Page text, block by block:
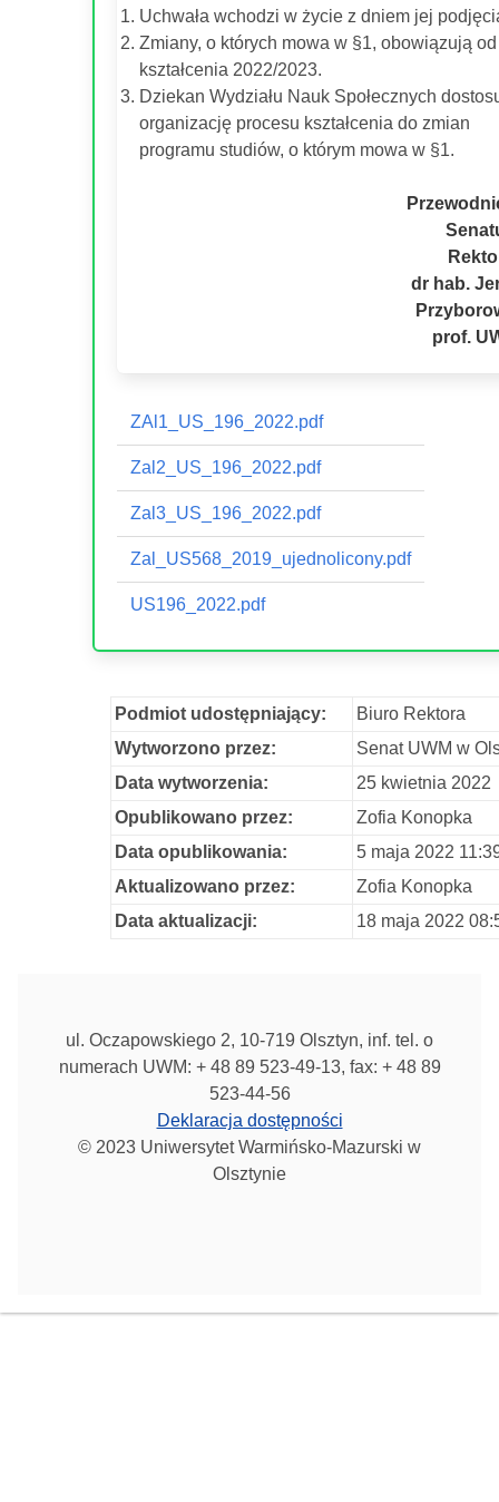
Uchwała wchodzi w życie z dniem jej
Zmiany, o których mowa w §1, obowiązują
kształcenia 2022/2023.
Dziekan Wydziału Nauk Społecznych
organizację procesu kształcenia do zmian
programu studiów, o którym mowa w §1.
dr hab.
prof.
ZAl1_US_196_2022.pdf
Zal2_US_196_2022.pdf
Zal3_US_196_2022.pdf
Zal_US568_2019_ujednolicony.pdf
US196_2022.pdf
Podmiot udostępniający:
Biuro Rektora
Wytworzono przez:
Senat UWM w
Data wytworzenia:
25 kwietnia 2022
Opublikowano przez:
Zofia Konopka
Data opublikowania:
5 maja 2022
Aktualizowano przez:
Zofia Konopka
Data aktualizacji:
18 maja 2022
ul. Oczapowskiego 2, 10-719 Olsztyn, inf. tel. o
numerach UWM: + 48 89 523-49-13, fax: + 48 89
523-44-56
Deklaracja dostępności
© 2023 Uniwersytet Warmińsko-Mazurski w
Olsztynie